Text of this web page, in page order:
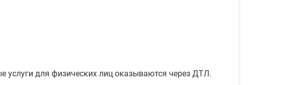
услуги для физических лиц оказываются через ДТЛ.